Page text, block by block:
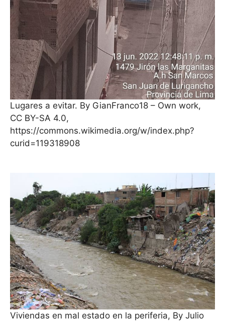
Lugares a evitar. By GianFranco18 – Own work,
CC BY-SA 4.0,
https://commons.wikimedia.org/w/index.php?
curid=119318908
Viviendas en mal estado en la periferia, By Julio